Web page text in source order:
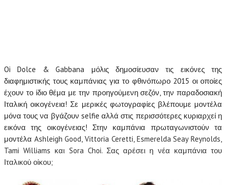
Oi Dolce & Gabbana μόλις δημοσίευσαν τις εικόνες της
διαφημιστικής τους καμπάνιας για το φθινόπωρο 2015 οι οποίες
έχουν το ίδιο θέμα με την προηγούμενη σεζόν, την παραδοσιακή
Ιταλική οικογένεια! Σε μερικές φωτογραφίες βλέπουμε μοντέλα
μόνα τους να βγάζουν selfie αλλά στις περισσότερες κυριαρχεί η
εικόνα της οικογένειας! Στην καμπάνια πρωταγωνιστούν τα
μοντέλα Ashleigh Good, Vittoria Ceretti, Esmerelda Seay Reynolds,
Tami Williams και Sora Choi. Σας αρέσει η νέα καμπάνια του
Ιταλικού οίκου;